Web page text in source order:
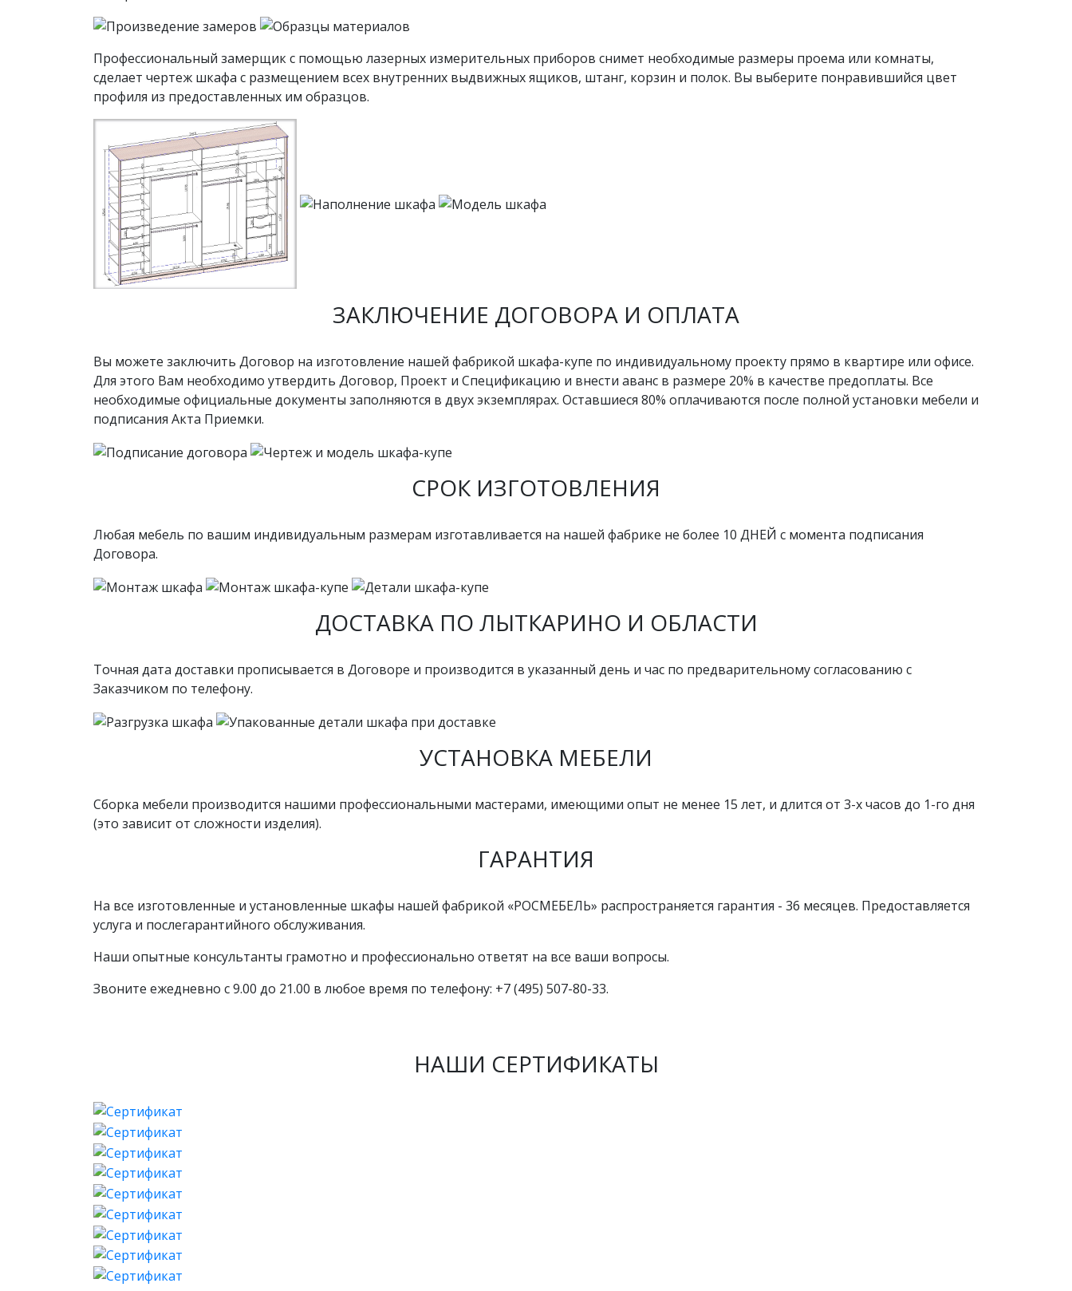
Профессиональный замерщик с помощью лазерных измерительных приборов снимет необходимые размеры проема или комнаты,
сделает чертеж шкафа с размещением всех внутренних выдвижных ящиков, штанг, корзин и полок. Вы выберите понравившийся цвет
профиля из предоставленных им образцов.
ЗАКЛЮЧЕНИЕ ДОГОВОРА И ОПЛАТА
Вы можете заключить Договор на изготовление нашей фабрикой шкафа-купе по индивидуальному проекту прямо в квартире или офисе.
Для этого Вам необходимо утвердить Договор, Проект и Спецификацию и внести аванс в размере 20% в качестве предоплаты. Все
необходимые официальные документы заполняются в двух экземплярах. Оставшиеся 80% оплачиваются после полной установки мебели и
подписания Акта Приемки.
СРОК ИЗГОТОВЛЕНИЯ
Любая мебель по вашим индивидуальным размерам изготавливается на нашей фабрике не более 10 ДНЕЙ с момента подписания
Договора.
ДОСТАВКА ПО ЛЫТКАРИНО И ОБЛАСТИ
Точная дата доставки прописывается в Договоре и производится в указанный день и час по предварительному согласованию с
Заказчиком по телефону.
УСТАНОВКА МЕБЕЛИ
Сборка мебели производится нашими профессиональными мастерами, имеющими опыт не менее 15 лет, и длится от 3-х часов до 1-го дня
(это зависит от сложности изделия).
ГАРАНТИЯ
На все изготовленные и установленные шкафы нашей фабрикой «РОСМЕБЕЛЬ» распространяется гарантия - 36 месяцев. Предоставляется
услуга и послегарантийного обслуживания.
Наши опытные консультанты грамотно и профессионально ответят на все ваши вопросы.
Звоните ежедневно с 9.00 до 21.00 в любое время по телефону: +7 (495) 507-80-33.
НАШИ СЕРТИФИКАТЫ